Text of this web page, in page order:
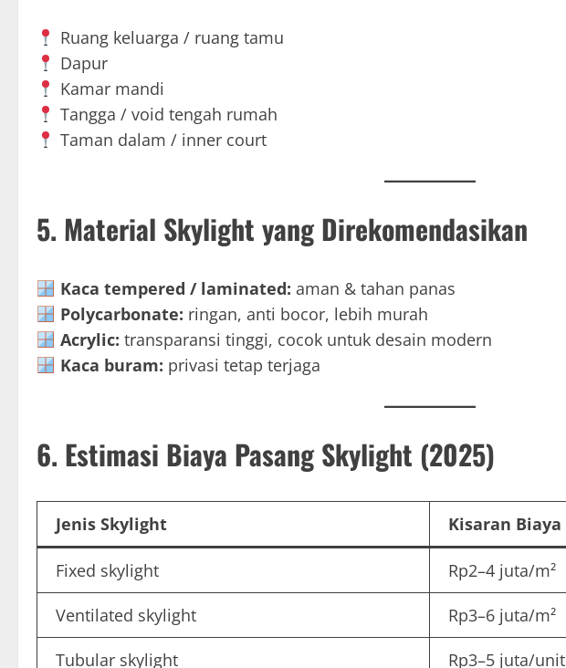
Ruang keluarga / ruang tamu
Dapur
Kamar mandi
Tangga / void tengah rumah
Taman dalam / inner court
5. Material Skylight yang Direkomendasikan
Kaca tempered / laminated: aman & tahan panas
Polycarbonate: ringan, anti bocor, lebih murah
Acrylic: transparansi tinggi, cocok untuk desain modern
Kaca buram: privasi tetap terjaga
6. Estimasi Biaya Pasang Skylight (2025)
Jenis Skylight Kisaran Biaya
Fixed skylight Rp2–4 juta/m²
Ventilated skylight Rp3–6 juta/m²
Tubular skylight Rp3–5 juta/unit